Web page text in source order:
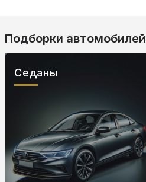
Подборки автомобилей
Седаны